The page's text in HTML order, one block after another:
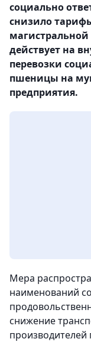
социально
снизило
магистральной
действует на
перевозки
пшеницы на
предприятия.
Мера
наименований
снижение
производителей